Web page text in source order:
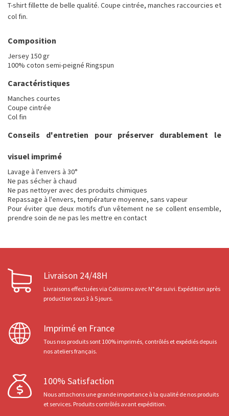
T-shirt fillette de belle qualité. Coupe cintrée, manches raccourcies et
col fin.
Composition
Jersey 150 gr
100% coton semi-peigné Ringspun
Caractéristiques
Manches courtes
Coupe cintrée
Col fin
Conseils d'entretien pour préserver durablement le
visuel imprimé
Lavage à l'envers à 30°
Ne pas sécher à chaud
Ne pas nettoyer avec des produits chimiques
Repassage à l'envers, température moyenne, sans vapeur
Pour éviter que deux motifs d'un vêtement ne se collent ensemble,
prendre soin de ne pas les mettre en contact
Livraison 24/48H
Livraisons effectuées via Colissimo avec N° de suivi. Expédition après
production sous 3 à 5 jours.
Imprimé en France
Tous nos produits sont 100% imprimés, contrôlés et expédiés depuis
nos ateliers français.
100% Satisfaction
Nous attachons une grande importance à la qualité de nos produits
et services. Produits contrôlés avant expédition.